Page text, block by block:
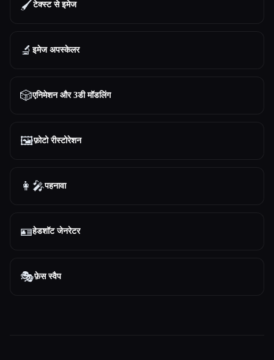
🖌️टेक्स्ट से इमेज
🔬 इमेज अपस्केलर
🎲एनिमेशन और 3डी मॉडलिंग
🖼️फ़ोटो रीस्टोरेशन
👩‍🎤पहनावा
🪪हेडशॉट जेनरेटर
🎭फ़ेस स्वैप